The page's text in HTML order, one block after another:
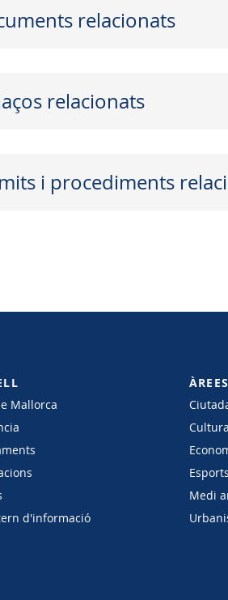
relacionats
relacionats
i procediments
Mallorca
d'informació
Medi